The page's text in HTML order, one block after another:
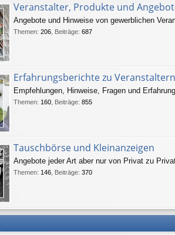
Veranstalter, Produkte und
Angebote und Hinweise von gewerblichen
Themen: 206 Beiträge: 687
Erfahrungsberichte zu
Empfehlungen, Hinweise, Fragen und
Themen: 160 Beiträge: 855
Tauschbörse und Kleinanzeigen
Angebote jeder Art aber nur von Privat zu
Themen: 146 Beiträge: 370